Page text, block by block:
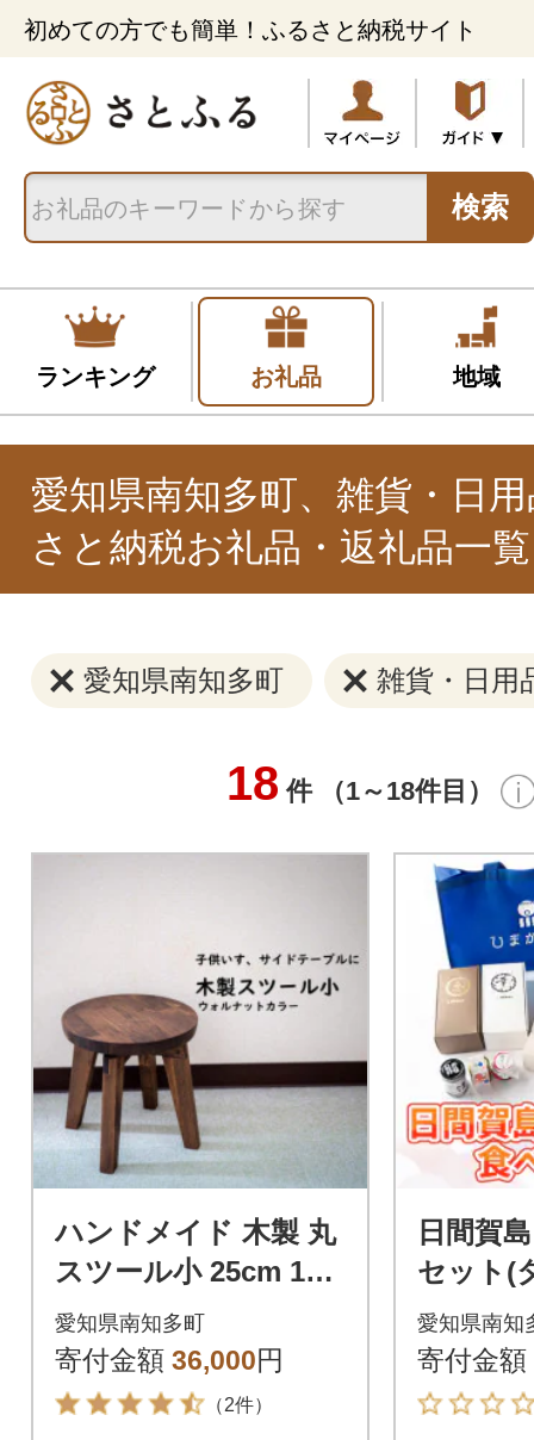
初めての方でも簡単！ふるさと納税サイト
検索
ランキング お礼品 地域
愛知県南知多町、雑貨・日
さと納税お礼品・返礼品一覧
愛知県南知多町 雑貨・日用
18 件 （1～18件目）
ハンドメイド 木製 丸
スツール小 25cm 1脚
ウォルナットカラー
椅子 インテリア 子供
用
愛知県南知多町
寄付金額 36,000円
（2件）
日間賀
セット(
ャツ2枚
愛知県南知
寄付金額